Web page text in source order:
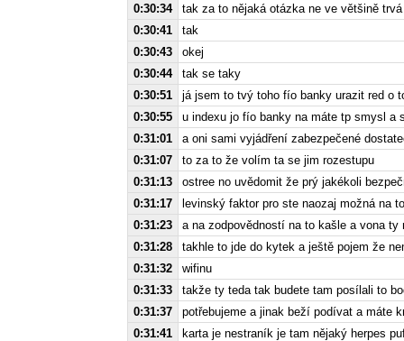
0:30:34
tak za to nějaká otázka ne ve většině
0:30:41
tak
0:30:43
okej
0:30:44
tak se taky
0:30:51
já jsem to tvý toho fío banky urazit red o
0:30:55
u indexu jo fío banky na máte tp smysl a
0:31:01
a oni sami vyjádření zabezpečené
0:31:07
to za to že volím ta se jim rozestupu
0:31:13
ostree no uvědomit že prý jakékoli
0:31:17
levinský faktor pro ste naozaj možná na
0:31:23
a na zodpovědností na to kašle a vona ty
0:31:28
takhle to jde do kytek a ještě pojem že
0:31:32
wifinu
0:31:33
takže ty teda tak budete tam posílali to
0:31:37
potřebujeme a jinak beží podívat a máte
0:31:41
karta je nestraník je tam nějaký herpes